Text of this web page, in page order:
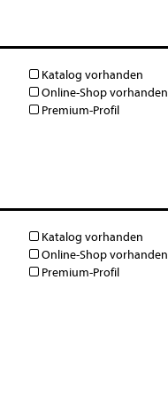
Katalog vorhanden
Online-Shop vorhanden
Premium-Profil
Katalog vorhanden
Online-Shop vorhanden
Premium-Profil